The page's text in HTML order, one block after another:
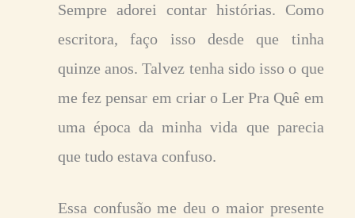
Sempre adorei contar histórias. Como
escritora, faço isso desde que tinha
quinze anos. Talvez tenha sido isso o que
me fez pensar em criar o Ler Pra Quê em
uma época da minha vida que parecia
que tudo estava confuso.
Essa confusão me deu o maior presente